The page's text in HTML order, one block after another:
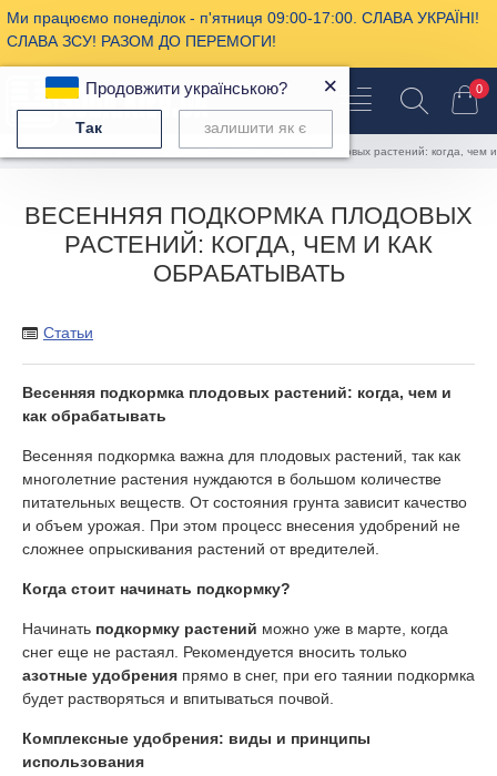
Ми працюємо понеділок - п'ятниця 09:00-17:00. СЛАВА УКРАЇНІ!
СЛАВА ЗСУ! РАЗОМ ДО ПЕРЕМОГИ!
0
Записи сайта Статьи Весенняя подкормка плодовых растений: когда, чем
ВЕСЕННЯЯ ПОДКОРМКА ПЛОДОВЫХ
РАСТЕНИЙ: КОГДА, ЧЕМ И КАК
ОБРАБАТЫВАТЬ
Статьи
Весенняя подкормка плодовых растений: когда, чем и
как обрабатывать
Весенняя подкормка важна для плодовых растений, так как
многолетние растения нуждаются в большом количестве
питательных веществ. От состояния грунта зависит качество
и объем урожая. При этом процесс внесения удобрений не
сложнее опрыскивания растений от вредителей.
Когда стоит начинать подкормку?
Начинать подкормку растений можно уже в марте, когда
снег еще не растаял. Рекомендуется вносить только
азотные удобрения прямо в снег, при его таянии подкормка
будет растворяться и впитываться почвой.
Комплексные удобрения: виды и принципы
использования
Продовжити українською? ×
Так залишити як є